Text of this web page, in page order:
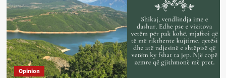
Opinion